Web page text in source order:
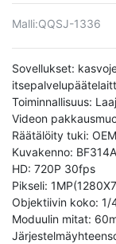
Malli:QQSJ-1336
Sovellukset:
Toiminnallisuus:
Videon
Räätälöity tuki:
Kuvakenno:
HD: 720P 30fps
Pikseli:
Objektiivin koko: 1/
Moduulin mitat: